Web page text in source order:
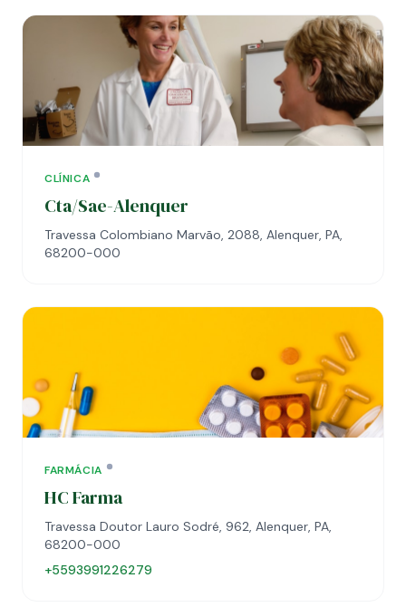
CLÍNICA
Cta/Sae-Alenquer
Travessa Colombiano Marvão, 2088, Alenquer, PA,
68200-000
FARMÁCIA
HC Farma
Travessa Doutor Lauro Sodré, 962, Alenquer, PA,
68200-000
+5593991226279